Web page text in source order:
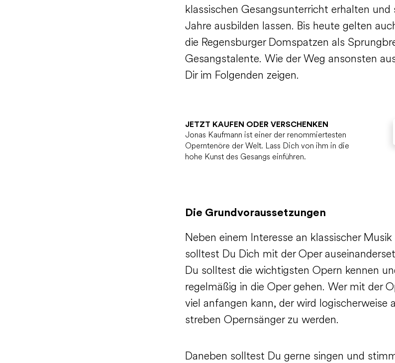
klassischen Gesangsunterricht erhalten und
Jahre ausbilden lassen. Bis heute gelten
die Regensburger Domspatzen als
Gesangstalente. Wie der Weg ansonsten
Dir im Folgenden zeigen.
JETZT KAUFEN ODER VERSCHENKEN
Jonas Kaufmann ist einer der renommiertesten
Operntenöre der Welt. Lass Dich von ihm in die
hohe Kunst des Gesangs einführen.
Die Grundvoraussetzungen
Neben einem Interesse an klassischer Musik
solltest Du Dich mit der Oper
Du solltest die wichtigsten Opern kennen
regelmäßig in die Oper gehen. Wer mit der
viel anfangen kann, der wird logischerweise
streben Opernsänger zu werden.
Daneben solltest Du gerne singen und